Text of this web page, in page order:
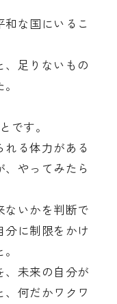
な国にいるこ
足りないもの
です。
る体力がある
やってみたら
ないかを判断で
分に制限をかけ
、未来の自分が
、何だかワクワ